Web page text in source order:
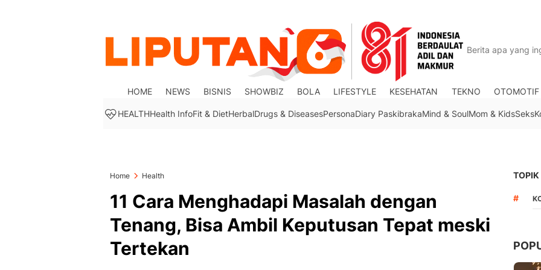
HOME NEWS BISNIS SHOWBIZ BOLA LIFESTYLE KESEHATAN TEKNO OTOMOTIF
HEALTHHealth InfoFit & DietHerbalDrugs & DiseasesPersonaDiary PaskibrakaMind & SoulMom & KidsSeks
Home Health
11 Cara Menghadapi Masalah dengan
Tenang, Bisa Ambil Keputusan Tepat meski
Tertekan
TOPIK
#